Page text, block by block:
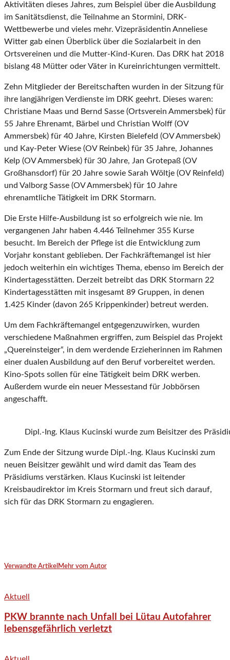
Aktivitäten dieses Jahres, zum Beispiel über die Ausbildung
im Sanitätsdienst, die Teilnahme an Stormini, DRK-
Wettbewerbe und vieles mehr. Vizepräsidentin Anneliese
Witter gab einen Überblick über die Sozialarbeit in den
Ortsvereinen und die Mutter-Kind-Kuren. Das DRK hat 2018
bislang 48 Mütter oder Väter in Kureinrichtungen vermittelt.
Zehn Mitglieder der Bereitschaften wurden in der Sitzung für
ihre langjährigen Verdienste im DRK geehrt. Dieses waren:
Christiane Maas und Bernd Sasse (Ortsverein Ammersbek) für
55 Jahre Ehrenamt, Bärbel und Christian Wolff (OV
Ammersbek) für 40 Jahre, Kirsten Bielefeld (OV Ammersbek)
und Kay-Peter Wiese (OV Reinbek) für 35 Jahre, Johannes
Kelp (OV Ammersbek) für 30 Jahre, Jan Grotepaß (OV
Großhansdorf) für 20 Jahre sowie Sarah Wöltje (OV Reinfeld)
und Valborg Sasse (OV Ammersbek) für 10 Jahre
ehrenamtliche Tätigkeit im DRK Stormarn.
Die Erste Hilfe-Ausbildung ist so erfolgreich wie nie. Im
vergangenen Jahr haben 4.446 Teilnehmer 355 Kurse
besucht. Im Bereich der Pflege ist die Entwicklung zum
Vorjahr konstant geblieben. Der Fachkräftemangel ist hier
jedoch weiterhin ein wichtiges Thema, ebenso im Bereich der
Kindertagesstätten. Derzeit betreibt das DRK Stormarn 22
Kindertagesstätten mit insgesamt 89 Gruppen, in denen
1.425 Kinder (davon 265 Krippenkinder) betreut werden.
Um dem Fachkräftemangel entgegenzuwirken, wurden
verschiedene Maßnahmen ergriffen, zum Beispiel das Projekt
„Quereinsteiger“, in dem werdende Erzieherinnen im Rahmen
einer dualen Ausbildung auf den Beruf vorbereitet werden.
Kino-Spots sollen für eine Tätigkeit beim DRK werben.
Außerdem wurde ein neuer Messestand für Jobbörsen
angeschafft.
Dipl.-Ing. Klaus Kucinski wurde zum Beisitzer des
Zum Ende der Sitzung wurde Dipl.-Ing. Klaus Kucinski zum
neuen Beisitzer gewählt und wird damit das Team des
Präsidiums verstärken. Klaus Kucinski ist leitender
Kreisbaudirektor im Kreis Stormarn und freut sich darauf,
sich für das DRK Stormarn zu engagieren.
Verwandte Artikel Mehr vom Autor
Aktuell
PKW brannte nach Unfall bei Lütau Autofahrer
lebensgefährlich verletzt